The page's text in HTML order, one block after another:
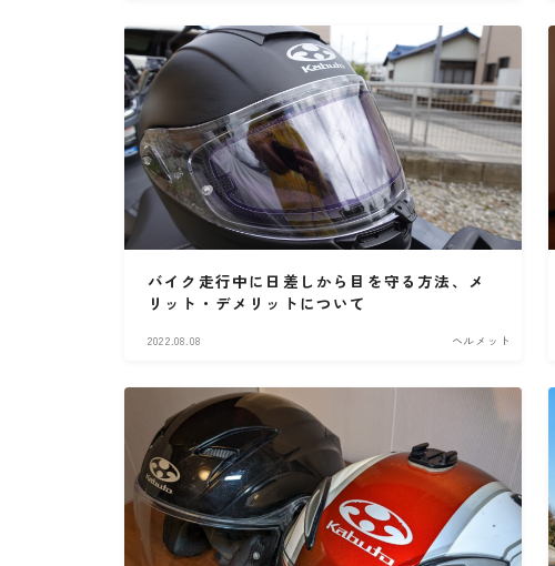
バイク走行中に日差しから目を守る方法、メ
リット・デメリットについて
2022.08.08 ヘルメット